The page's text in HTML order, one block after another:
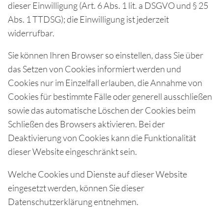
dieser Einwilligung (Art. 6 Abs. 1 lit. a DSGVO und § 25
Abs. 1 TTDSG); die Einwilligung ist jederzeit
widerrufbar.
Sie können Ihren Browser so einstellen, dass Sie über
das Setzen von Cookies informiert werden und
Cookies nur im Einzelfall erlauben, die Annahme von
Cookies für bestimmte Fälle oder generell ausschließen
sowie das automatische Löschen der Cookies beim
Schließen des Browsers aktivieren. Bei der
Deaktivierung von Cookies kann die Funktionalität
dieser Website eingeschränkt sein.
Welche Cookies und Dienste auf dieser Website
eingesetzt werden, können Sie dieser
Datenschutzerklärung entnehmen.